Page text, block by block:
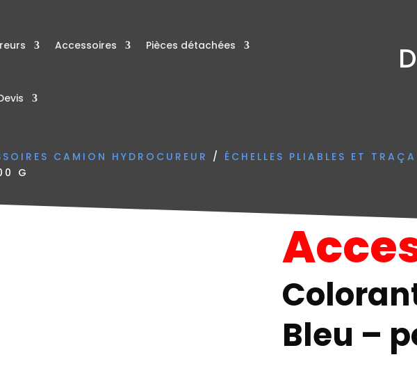
Accessoires Pièces détachées
CAMION HYDROCUREUR / ÉCHELLES PLIABLES ET
G
Bleu –